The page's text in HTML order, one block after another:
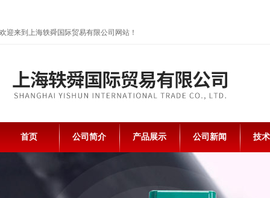
欢迎来到上海轶舜国际贸易有限公司网站！
首页 公司简介 产品展示 公司新闻 技